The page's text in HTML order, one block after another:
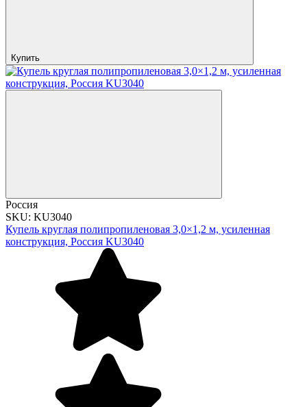
Купить
Россия
SKU: KU3040
Купель круглая полипропиленовая 3,0×1,2 м, усиленная
конструкция, Россия KU3040